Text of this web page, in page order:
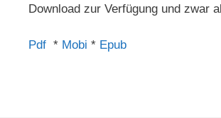
Download zur Verfügung und zwar
Pdf * Mobi * Epub